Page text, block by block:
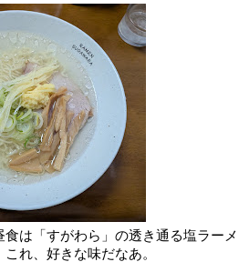
は「すがわら」の透き通る塩ラーメ
れ、好きな味だなあ。